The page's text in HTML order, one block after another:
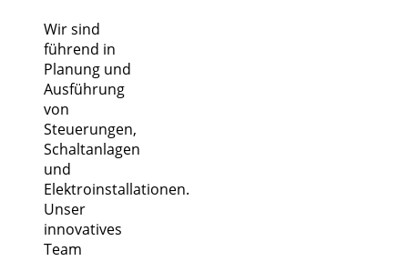
Wir sind
führend in
Planung und
Ausführung
von
Steuerungen,
Schaltanlagen
und
Elektroinstallationen.
Unser
innovatives
Team